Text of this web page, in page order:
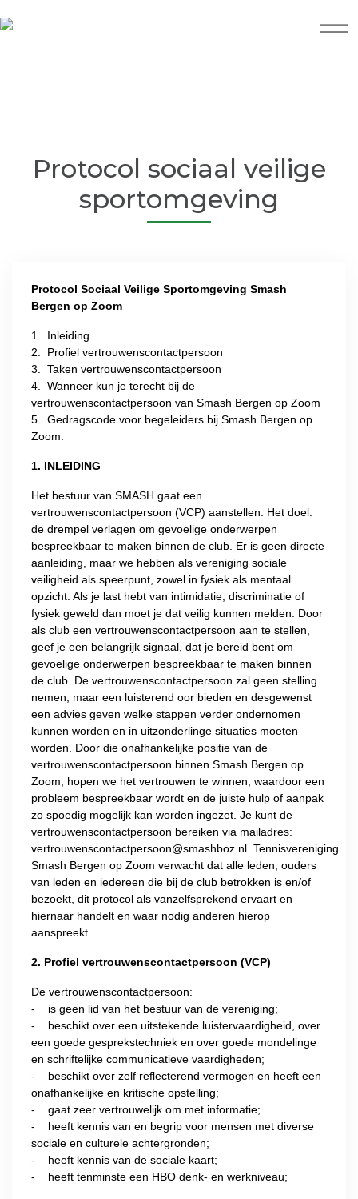
Protocol sociaal veilige
sportomgeving
Protocol Sociaal Veilige Sportomgeving Smash
Bergen op Zoom
1. Inleiding
2. Profiel vertrouwenscontactpersoon
3. Taken vertrouwenscontactpersoon
4. Wanneer kun je terecht bij de
vertrouwenscontactpersoon van Smash Bergen op Zoom
5. Gedragscode voor begeleiders bij Smash Bergen op
Zoom.
1. INLEIDING
Het bestuur van SMASH gaat een
vertrouwenscontactpersoon (VCP) aanstellen. Het doel:
de drempel verlagen om gevoelige onderwerpen
bespreekbaar te maken binnen de club. Er is geen directe
aanleiding, maar we hebben als vereniging sociale
veiligheid als speerpunt, zowel in fysiek als mentaal
opzicht. Als je last hebt van intimidatie, discriminatie of
fysiek geweld dan moet je dat veilig kunnen melden. Door
als club een vertrouwenscontactpersoon aan te stellen,
geef je een belangrijk signaal, dat je bereid bent om
gevoelige onderwerpen bespreekbaar te maken binnen
de club. De vertrouwenscontactpersoon zal geen stelling
nemen, maar een luisterend oor bieden en desgewenst
een advies geven welke stappen verder ondernomen
kunnen worden en in uitzonderlinge situaties moeten
worden. Door die onafhankelijke positie van de
vertrouwenscontactpersoon binnen Smash Bergen op
Zoom, hopen we het vertrouwen te winnen, waardoor een
probleem bespreekbaar wordt en de juiste hulp of aanpak
zo spoedig mogelijk kan worden ingezet. Je kunt de
vertrouwenscontactpersoon bereiken via mailadres:
vertrouwenscontactpersoon@smashboz.nl . Tennisvereniging
Smash Bergen op Zoom verwacht dat alle leden, ouders
van leden en iedereen die bij de club betrokken is en/of
bezoekt, dit protocol als vanzelfsprekend ervaart en
hiernaar handelt en waar nodig anderen hierop
aanspreekt.
2. Profiel vertrouwenscontactpersoon (VCP)
De vertrouwenscontactpersoon:
- is geen lid van het bestuur van de vereniging;
- beschikt over een uitstekende luistervaardigheid, over
een goede gesprekstechniek en over goede mondelinge
en schriftelijke communicatieve vaardigheden;
- beschikt over zelf reflecterend vermogen en heeft een
onafhankelijke en kritische opstelling;
- gaat zeer vertrouwelijk om met informatie;
- heeft kennis van en begrip voor mensen met diverse
sociale en culturele achtergronden;
- heeft kennis van de sociale kaart;
- heeft tenminste een HBO denk- en werkniveau;